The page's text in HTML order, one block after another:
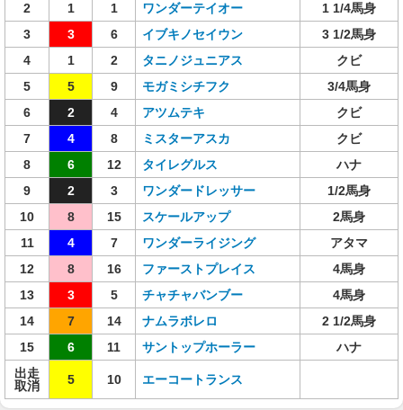
2
1 1 ワンダーテイオー
1 1/4馬身
3
3 6 イブキノセイウン
3 1/2馬身
4
1 2 タニノジュニアス
クビ
5
5 9 モガミシチフク
3/4馬身
6
2 4 アツムテキ
クビ
7
4 8 ミスターアスカ
クビ
8
6 12 タイレグルス
ハナ
9
2 3 ワンダードレッサー
1/2馬身
10
8 15 スケールアップ
2馬身
11
4 7 ワンダーライジング
アタマ
12
8 16 ファーストプレイス
4馬身
13
3 5 チャチャバンブー
4馬身
14
7 14 ナムラボレロ
2 1/2馬身
15
6 11 サントップホーラー
ハナ
出走
取消
5 10 エーコートランス